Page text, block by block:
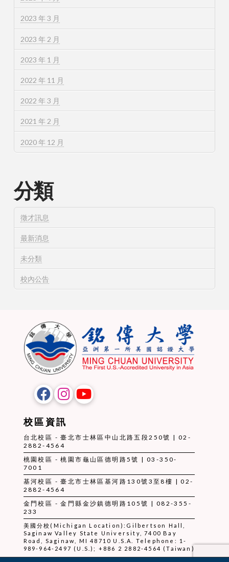
2023 年 3 月
2023 年 2 月
2023 年 1 月
2022 年 11 月
2022 年 3 月
2021 年 2 月
2020 年 12 月
分類
徵才訊息
最新消息
未分類
校內公告
校區資訊
台北校區 - 臺北市士林區中山北路五段250號 | 02-
2882-4564
桃園校區 - 桃園市龜山區德明路5號 | 03-350-
7001
基河校區 - 臺北市士林區基河路130號3至8樓 | 02-
2882-4564
金門校區 - 金門縣金沙鎮德明路105號 | 082-355-
233
美國分校(Michigan Location):Gilbertson Hall,
Saginaw Valley State University, 7400 Bay
Road, Saginaw, MI 48710 U.S.A. Telephone: 1-
989-964-2497 (U.S.); +886 2 2882-4564 (Taiwan)